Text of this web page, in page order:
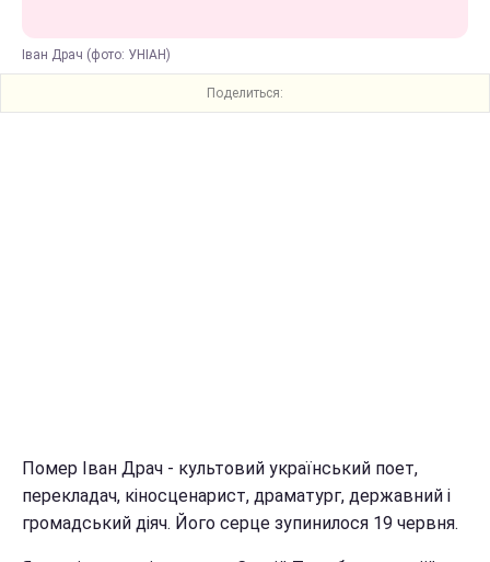
Іван Драч (фото: УНІАН)
Поделиться:
Помер Іван Драч - культовий український поет,
перекладач, кіносценарист, драматург, державний і
громадський діяч. Його серце зупинилося 19 червня.